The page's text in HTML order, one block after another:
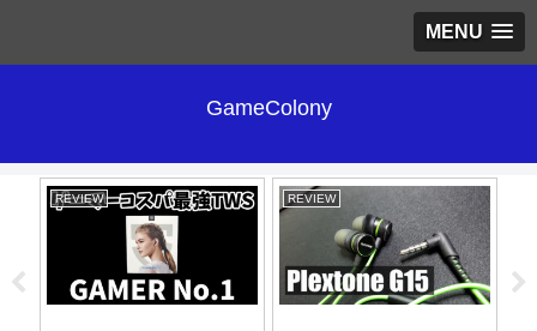
MENU
GameColony
REVIEW REVIEW